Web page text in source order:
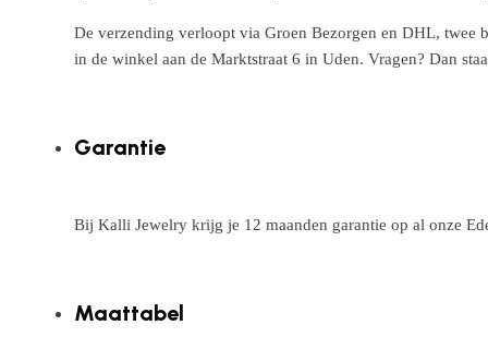
De verzending verloopt via Groen Bezorgen en DHL, twee
in de winkel aan de Marktstraat 6 in Uden. Vragen? Dan
Garantie
Bij Kalli Jewelry krijg je 12 maanden garantie op al onze
Maattabel